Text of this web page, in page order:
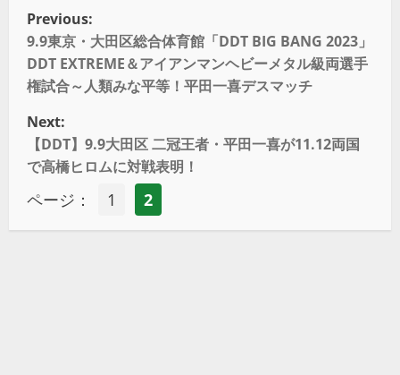
Previous:
9.9東京・大田区総合体育館「DDT BIG BANG 2023」
DDT EXTREME＆アイアンマンヘビーメタル級両選手
権試合～人類みな平等！平田一喜デスマッチ
Next:
【DDT】9.9大田区 二冠王者・平田一喜が11.12両国
で高橋ヒロムに対戦表明！
ページ： 1 2